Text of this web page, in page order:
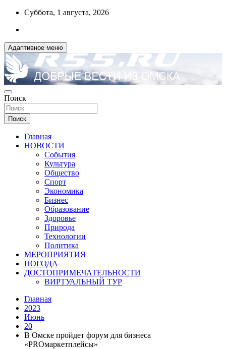
Перейти
содержимому
Суббота, 1 августа, 2026
Адаптивное меню
R55.RU
ДОБРЫЕ ВЕСТИ ИЗ ОМСКА
Поиск
Поиск
Главная
НОВОСТИ
События
Культура
Общество
Спорт
Экономика
Бизнес
Образование
Здоровье
Природа
Технологии
Политика
МЕРОПРИЯТИЯ
ПОГОДА
ДОСТОПРИМЕЧАТЕЛЬНОСТИ
ВИРТУАЛЬНЫЙ ТУР
Главная
2023
Июнь
20
В Омске пройдет форум для бизнеса
«PROмаркетплейсы»